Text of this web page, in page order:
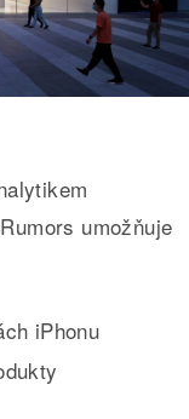
umožňuje
iPhonu